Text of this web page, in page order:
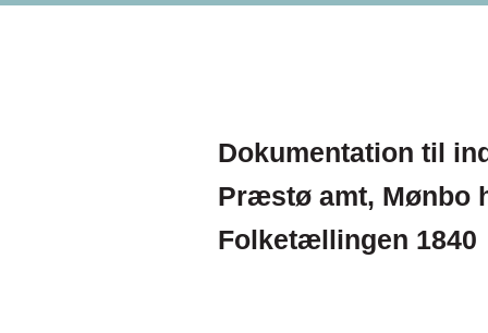
Dokumentation til
Præstø amt, Mønbo
Folketællingen 1840